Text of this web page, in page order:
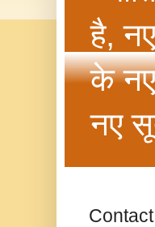
है,
के नए
नए